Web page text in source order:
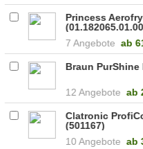
Princess
7 Angebote ab
Braun PurShine
12 Angebote ab
Clatronic
(501167)
10 Angebote ab